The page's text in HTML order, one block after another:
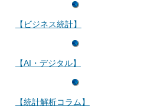
【ビジネス統計】
【AI・デジタル】
【統計解析コラム】